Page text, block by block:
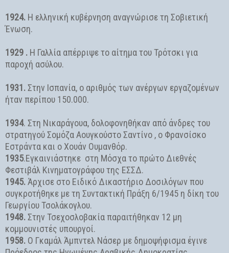
1924. Η ελληνική κυβέρνηση αναγνώρισε τη Σοβιετική
Ένωση.
1929 . Η Γαλλία απέρριψε το αίτημα του Τρότσκι για
παροχή ασύλου.
1931.Στην Ισπανία, ο αριθμός των ανέργων εργαζομένων
ήταν περίπου 150.000.
1934. Στη Νικαράγουα, δολοφονηθήκαν από άνδρες του
στρατηγού Σομόζα Αουγκούστο Σαντίνο , ο Φρανσίσκο
Εστράντα και ο Χουάν Ουμανθόρ.
1935‎‎.Εγκαινιάστηκε στη Μόσχα το πρώτο ‎‎Διεθνές
Φεστιβάλ Κινηματογράφου‎‎ της ‎‎ΕΣΣΔ.‎‎ ‎
1945.Άρχισε στο Ειδικό Δικαστήριο Δοσιλόγων που
συγκροτήθηκε με τη Συντακτική Πράξη 6/1945 η δίκη του
Γεωργίου Τσολάκογλου.
1948.Στην Τσεχοσλοβακία παραιτήθηκαν 12 μη
κομμουνιστές υπουργοί.
1958. Ο Γκαμάλ Άμπντελ Νάσερ με δημοψήφισμα έγινε